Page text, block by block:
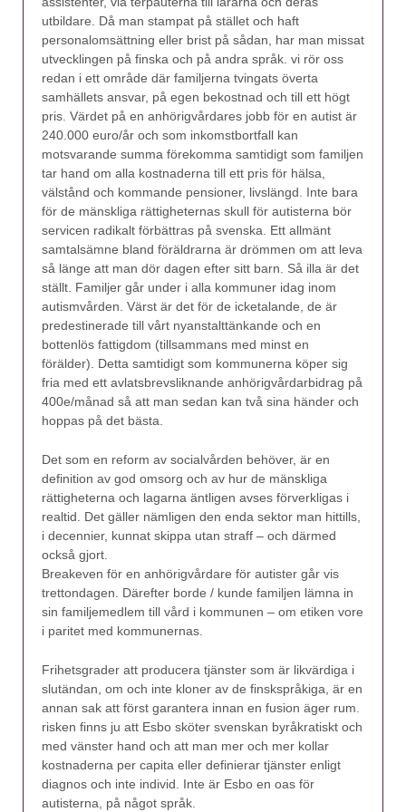
utbildare. Då man stampat på stället och haft
personalomsättning eller brist på sådan, har man missat
utvecklingen på finska och på andra språk. vi rör oss
redan i ett område där familjerna tvingats överta
samhällets ansvar, på egen bekostnad och till ett högt
pris. Värdet på en anhörigvårdares jobb för en autist är
240.000 euro/år och som inkomstbortfall kan
motsvarande summa förekomma samtidigt som familjen
tar hand om alla kostnaderna till ett pris för hälsa,
välstånd och kommande pensioner, livslängd. Inte bara
för de mänskliga rättigheternas skull för autisterna bör
servicen radikalt förbättras på svenska. Ett allmänt
samtalsämne bland föräldrarna är drömmen om att leva
så länge att man dör dagen efter sitt barn. Så illa är det
ställt. Familjer går under i alla kommuner idag inom
autismvården. Värst är det för de icketalande, de är
predestinerade till vårt nyanstalttänkande och en
bottenlös fattigdom (tillsammans med minst en
förälder). Detta samtidigt som kommunerna köper sig
fria med ett avlatsbrevsliknande anhörigvårdarbidrag på
400e/månad så att man sedan kan två sina händer och
hoppas på det bästa.
Det som en reform av socialvården behöver, är en
definition av god omsorg och av hur de mänskliga
rättigheterna och lagarna äntligen avses förverkligas i
realtid. Det gäller nämligen den enda sektor man hittills,
i decennier, kunnat skippa utan straff – och därmed
också gjort.
Breakeven för en anhörigvårdare för autister går vis
trettondagen. Därefter borde / kunde familjen lämna in
sin familjemedlem till vård i kommunen – om etiken vore
i paritet med kommunernas.
Frihetsgrader att producera tjänster som är likvärdiga i
slutändan, om och inte kloner av de finskspråkiga, är en
annan sak att först garantera innan en fusion äger rum.
risken finns ju att Esbo sköter svenskan byråkratiskt och
med vänster hand och att man mer och mer kollar
kostnaderna per capita eller definierar tjänster enligt
diagnos och inte individ. Inte är Esbo en oas för
autisterna, på något språk.